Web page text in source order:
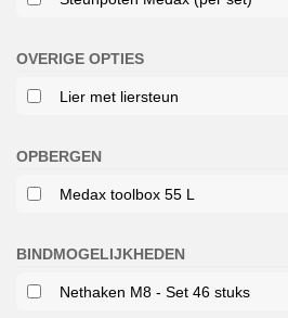
OVERIGE OPTIES
Lier met liersteun
OPBERGEN
Medax toolbox 55 L
BINDMOGELIJKHEDEN
Nethaken M8 - Set 46 stuks